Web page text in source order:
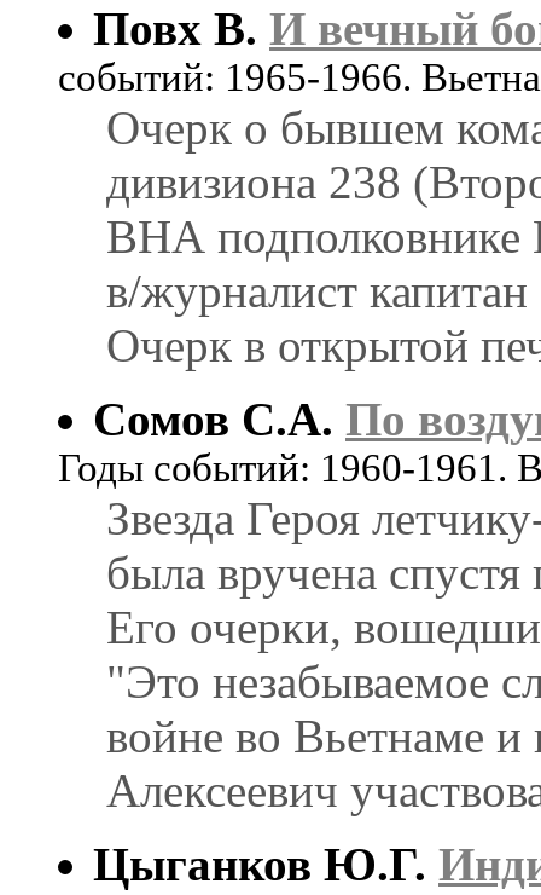
Повх В. И вечный
событий: 1965-1966.
Очерк о бывшем
дивизиона 238
ВНА подполковнике
в/журналист
Очерк в открытой
Сомов С.А. По
Годы событий: 1960-1961.
Звезда Героя
была вручена
Его очерки,
"Это незабываемое
войне во Вьетнаме и
Алексеевич
Цыганков Ю.Г.